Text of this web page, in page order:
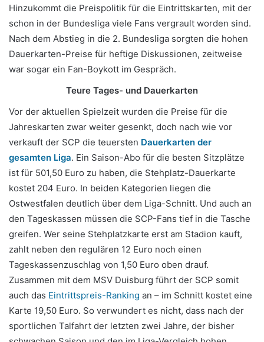
Hinzukommt die Preispolitik für die Eintrittskarten, mit der
schon in der Bundesliga viele Fans vergrault worden sind.
Nach dem Abstieg in die 2. Bundesliga sorgten die hohen
Dauerkarten-Preise für heftige Diskussionen, zeitweise
war sogar ein Fan-Boykott im Gespräch.
Teure Tages- und Dauerkarten
Vor der aktuellen Spielzeit wurden die Preise für die
Jahreskarten zwar weiter gesenkt, doch nach wie vor
verkauft der SCP die teuersten Dauerkarten der
gesamten Liga. Ein Saison-Abo für die besten Sitzplätze
ist für 501,50 Euro zu haben, die Stehplatz-Dauerkarte
kostet 204 Euro. In beiden Kategorien liegen die
Ostwestfalen deutlich über dem Liga-Schnitt. Und auch an
den Tageskassen müssen die SCP-Fans tief in die Tasche
greifen. Wer seine Stehplatzkarte erst am Stadion kauft,
zahlt neben den regulären 12 Euro noch einen
Tageskassenzuschlag von 1,50 Euro oben drauf.
Zusammen mit dem MSV Duisburg führt der SCP somit
auch das Eintrittspreis-Ranking an – im Schnitt kostet eine
Karte 19,50 Euro. So verwundert es nicht, dass nach der
sportlichen Talfahrt der letzten zwei Jahre, der bisher